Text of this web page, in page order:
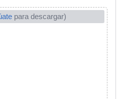
para descargar)